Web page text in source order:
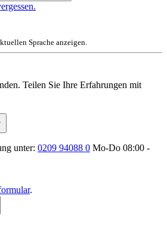
Sprache anzeigen.
Teilen Sie Ihre Erfahrungen mit
unter: 0209 94088 0 Mo-Do 08:00 -
.